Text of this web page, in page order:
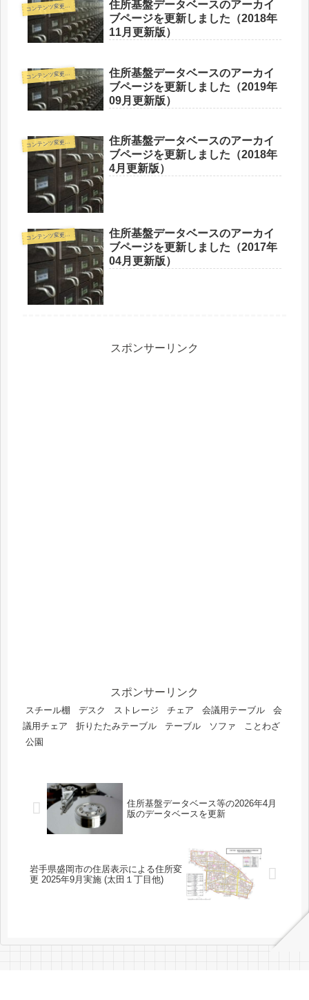
コ
ンテンツ変更情報
住所基盤データベースのアーカイ
ブページを更新しました（2018年
11月更新版）
コ
ンテンツ変更情報
住所基盤データベースのアーカイ
ブページを更新しました（2019年
09月更新版）
コ
ンテンツ変更情報
住所基盤データベースのアーカイ
ブページを更新しました（2018年
4月更新版）
コ
ンテンツ変更情報
住所基盤データベースのアーカイ
ブページを更新しました（2017年
04月更新版）
スポンサーリンク
スポンサーリンク
スチール棚 デスク ストレージ チェア 会議用テーブル
会
議用チェア
折りたたみテーブル テーブル ソファ
ことわざ
公園
住所基盤データベース等の2026年4月
版のデータベースを更新
岩手県盛岡市の住居表示による住所変
更 2025年9月実施 (太田１丁目他)